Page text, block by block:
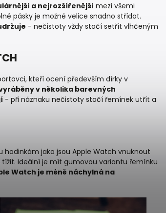
a nejrozšířenější mezi všemi
pásky je možné velice snadno střídat.
- nečistoty vždy stačí setřít vlhčeným
kteří ocení především dírky v
v několika barevných
- při náznaku nečistoty stačí řemínek utřít a
hodinkám jako jsou Apple Watch vnuknout
Ideální je mít gumovou variantu řemínku
Watch je méně náchylná na